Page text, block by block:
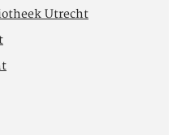
Utrecht